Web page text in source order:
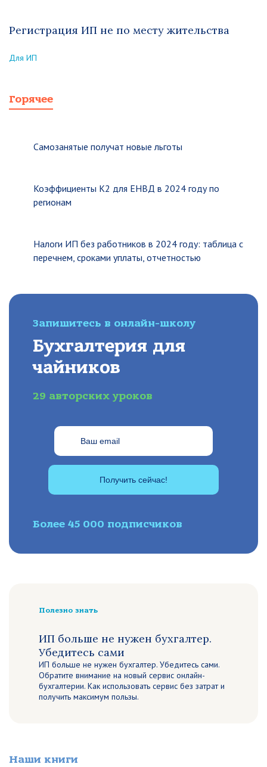
Регистрация ИП не по месту жительства
Для ИП
Горячее
Самозанятые получат новые льготы
Коэффициенты К2 для ЕНВД в 2024 году по
регионам
Налоги ИП без работников в 2024 году: таблица с
перечнем, сроками уплаты, отчетностью
Запишитесь в онлайн-школу
Бухгалтерия для
чайников
29 авторских уроков
Получить сейчас!
Более 45 000 подписчиков
Полезно знать
ИП больше не нужен бухгалтер.
Убедитесь сами
ИП больше не нужен бухгалтер. Убедитесь сами.
Обратите внимание на новый сервис онлайн-
бухгалтерии. Как использовать сервис без затрат и
получить максимум пользы.
Наши книги